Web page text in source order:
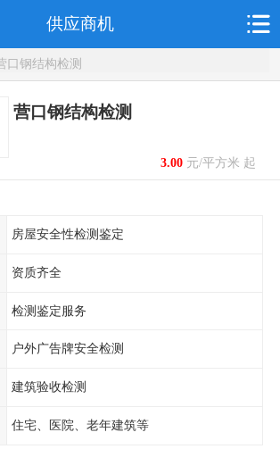
供应商机
口钢结构检测
营口钢结构检测
3.00元/平方米 起
房屋安全性检测鉴定
资质齐全
检测鉴定服务
户外广告牌安全检测
建筑验收检测
住宅、医院、老年建筑等